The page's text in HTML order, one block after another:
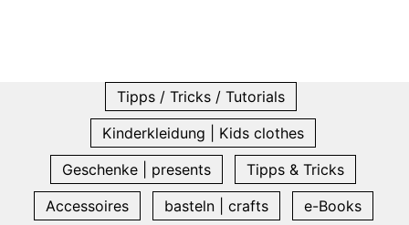
Tipps / Tricks / Tutorials
Kinderkleidung | Kids clothes
Geschenke | presents
Tipps & Tricks
Accessoires
basteln | crafts
e-Books